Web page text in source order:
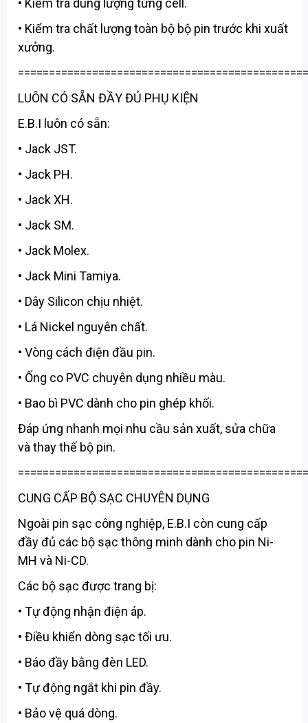
• Kiểm tra dung lượng từng cell.
• Kiểm tra chất lượng toàn bộ bộ pin trước khi xuất
xưởng.
LUÔN CÓ SẴN ĐẦY ĐỦ PHỤ KIỆN
E.B.I luôn có sẵn:
• Jack JST.
• Jack PH.
• Jack XH.
• Jack SM.
• Jack Molex.
• Jack Mini Tamiya.
• Dây Silicon chịu nhiệt.
• Lá Nickel nguyên chất.
• Vòng cách điện đầu pin.
• Ống co PVC chuyên dụng nhiều màu.
• Bao bì PVC dành cho pin ghép khối.
Đáp ứng nhanh mọi nhu cầu sản xuất, sửa chữa
và thay thế bộ pin.
CUNG CẤP BỘ SẠC CHUYÊN DỤNG
Ngoài pin sạc công nghiệp, E.B.I còn cung cấp
đầy đủ các bộ sạc thông minh dành cho pin Ni-
MH và Ni-CD.
Các bộ sạc được trang bị:
• Tự động nhận điện áp.
• Điều khiển dòng sạc tối ưu.
• Báo đầy bằng đèn LED.
• Tự động ngắt khi pin đầy.
• Bảo vệ quá dòng.